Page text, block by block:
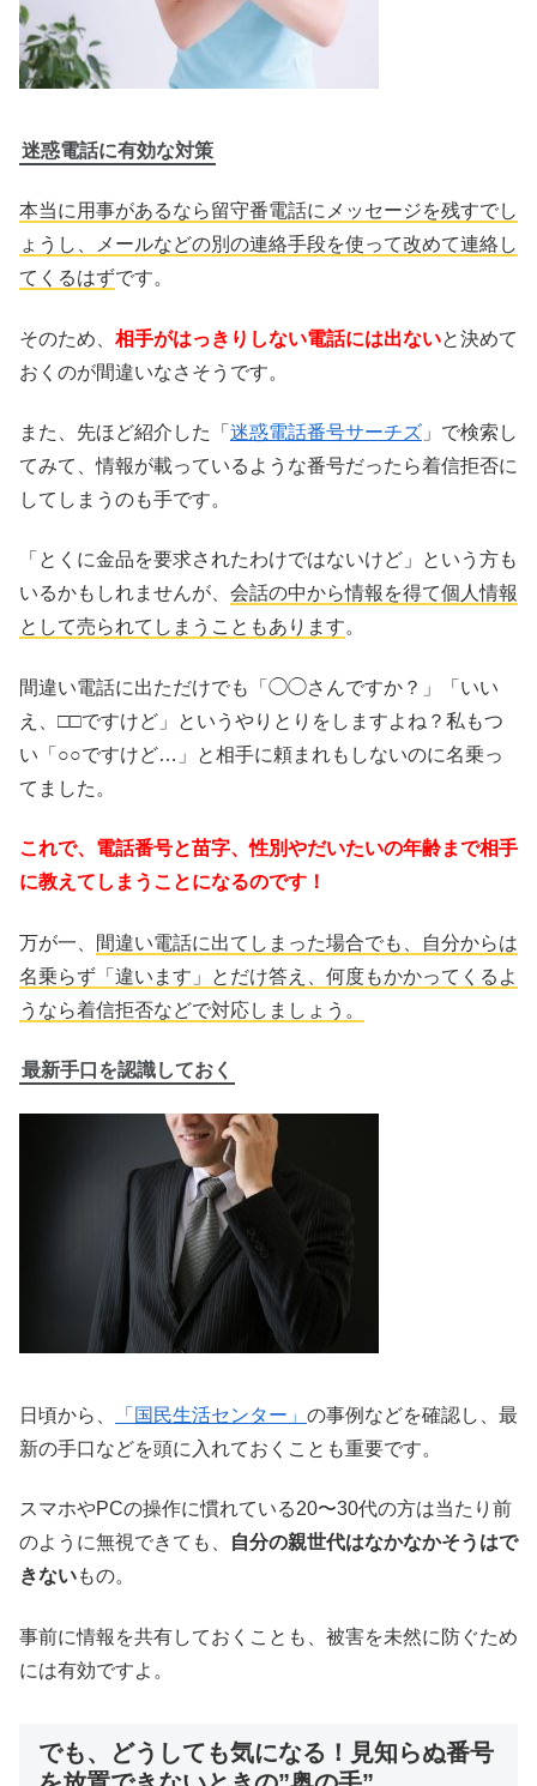
迷惑電話に有効な対策
本当に用事があるなら留守番電話にメッセージを残すでし
ょうし、メールなどの別の連絡手段を使って改めて連絡し
てくるはずです。
そのため、 相手がはっきりしない電話には出ないと決めて
おくのが間違いなさそうです。
また、先ほど紹介した「 迷惑電話番号サーチズ 」で検索し
てみて、情報が載っているような番号だったら着信拒否に
してしまうのも手です。
「とくに金品を要求されたわけではないけど」という方も
いるかもしれませんが、 会話の中から情報を得て個人情報
として売られてしまうこともあります。
間違い電話に出ただけでも「◯◯さんですか？」「いい
え、□□ですけど」というやりとりをしますよね？私もつ
い「○○ですけど…」と相手に頼まれもしないのに名乗っ
てました。
これで、電話番号と苗字、性別やだいたいの年齢まで相手
に教えてしまうことになるのです！
万が一、
間違い電話に出てしまった場合でも、自分からは
名乗らず「違います」とだけ答え、何度もかかってくるよ
うなら着信拒否などで対応しましょう。
最新手口を認識しておく
日頃から、 「 国民生活センター」 の事例などを確認し、最
新の手口などを頭に入れておくことも重要です。
スマホやPCの操作に慣れている20〜30代の方は当たり前
のように無視できても、
自分の親世代はなかなかそうはで
きないもの。
事前に情報を共有しておくことも、被害を未然に防ぐため
には有効ですよ。
でも、どうしても気になる！見知らぬ番号